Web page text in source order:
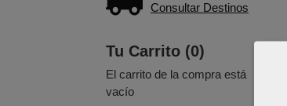
Consultar Destinos
Tu Carrito (0)
El carrito de la compra está
vacío